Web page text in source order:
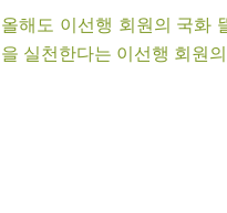
올해도 이선행 회원의 국화
을 실천한다는 이선행 회원